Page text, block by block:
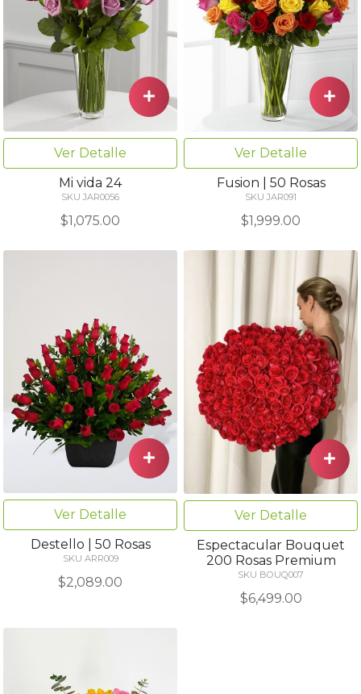
Ver Detalle
Mi vida 24
SKU JAR0056
$1,075.00
Ver Detalle
Fusion | 50 Rosas
SKU JAR091
$1,999.00
Ver Detalle
Destello | 50 Rosas
SKU ARR009
$2,089.00
Ver Detalle
Espectacular Bouquet
200 Rosas Premium
SKU BOUQ007
$6,499.00